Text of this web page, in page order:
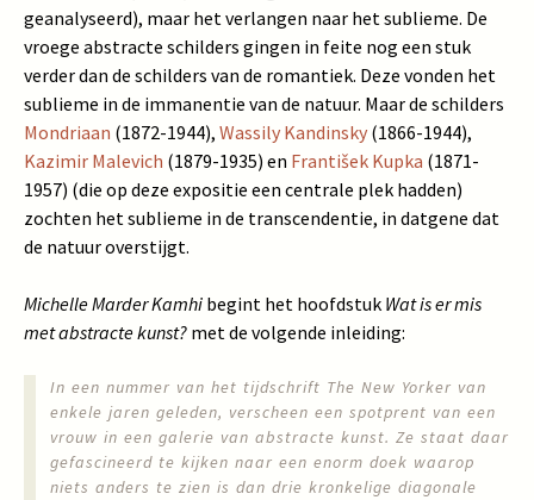
geanalyseerd), maar het verlangen naar het sublieme. De
vroege abstracte schilders gingen in feite nog een stuk
verder dan de schilders van de romantiek. Deze vonden het
sublieme in de immanentie van de natuur. Maar de schilders
Mondriaan (1872-1944), Wassily Kandinsky (1866-1944),
Kazimir Malevich (1879-1935) en František Kupka (1871-
1957) (die op deze expositie een centrale plek hadden)
zochten het sublieme in de transcendentie, in datgene dat
de natuur overstijgt.
Michelle Marder Kamhi begint het hoofdstuk Wat is er mis
met abstracte kunst? met de volgende inleiding:
In een nummer van het tijdschrift The New Yorker van
enkele jaren geleden, verscheen een spotprent van een
vrouw in een galerie van abstracte kunst. Ze staat daar
gefascineerd te kijken naar een enorm doek waarop
niets anders te zien is dan drie kronkelige diagonale